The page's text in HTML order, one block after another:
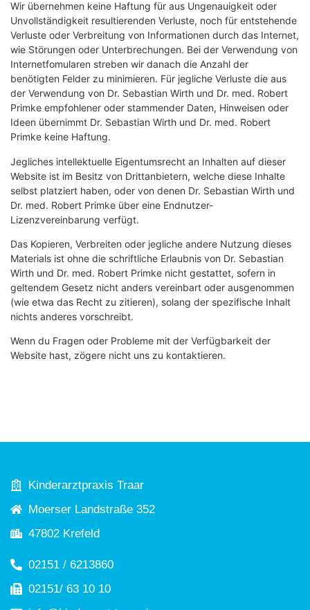
Wir übernehmen keine Haftung für aus Ungenauigkeit oder
Unvollständigkeit resultierenden Verluste, noch für entstehende
Verluste oder Verbreitung von Informationen durch das Internet,
wie Störungen oder Unterbrechungen. Bei der Verwendung von
Internetfomularen streben wir danach die Anzahl der
benötigten Felder zu minimieren. Für jegliche Verluste die aus
der Verwendung von Dr. Sebastian Wirth und Dr. med. Robert
Primke empfohlener oder stammender Daten, Hinweisen oder
Ideen übernimmt Dr. Sebastian Wirth und Dr. med. Robert
Primke keine Haftung.
Jegliches intellektuelle Eigentumsrecht an Inhalten auf dieser
Website ist im Besitz von Drittanbietern, welche diese Inhalte
selbst platziert haben, oder von denen Dr. Sebastian Wirth und
Dr. med. Robert Primke über eine Endnutzer-
Lizenzvereinbarung verfügt.
Das Kopieren, Verbreiten oder jegliche andere Nutzung dieses
Materials ist ohne die schriftliche Erlaubnis von Dr. Sebastian
Wirth und Dr. med. Robert Primke nicht gestattet, sofern in
geltendem Gesetz nicht anders vereinbart oder ausgenommen
(wie etwa das Recht zu zitieren), solang der spezifische Inhalt
nichts anderes vorschreibt.
Wenn du Fragen oder Probleme mit der Verfügbarkeit der
Website hast, zögere nicht uns zu kontaktieren.
Kinderarztpraxis Traar
Moerser Landstraße 352
47802 Krefeld
02151 / 6213860
02151/ 63 10 10